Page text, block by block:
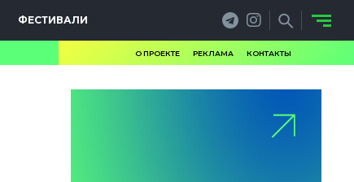
ФЕСТИВАЛИ
О ПРОЕКТЕ РЕКЛАМА КОНТАКТЫ